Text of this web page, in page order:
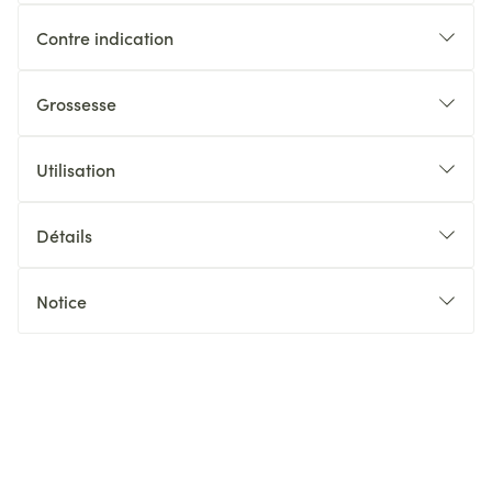
Contre indication
Grossesse
Utilisation
Détails
Notice